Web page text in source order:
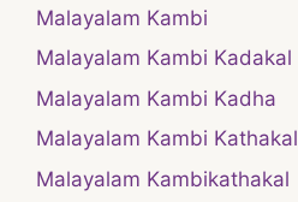
Malayalam Kambi
Malayalam Kambi Kadakal
Malayalam Kambi Kadha
Malayalam Kambi Kathakal
Malayalam Kambikathakal